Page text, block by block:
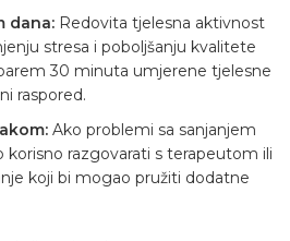
dana: Redovita tjelesna aktivnost
stresa i poboljšanju kvalitete
30 minuta umjerene tjelesne
raspored.
Ako problemi sa sanjanjem
korisno razgovarati s terapeutom ili
koji bi mogao pružiti dodatne